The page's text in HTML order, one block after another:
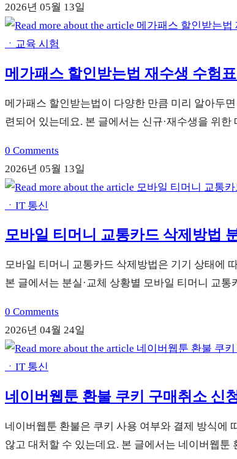
2026년 05월 13일
ㆍ교육 시험
메가패스 할인받는법 재수생 수험
메가패스 할인받는법이 다양한 만큼 미리 알아두
련되어 있는데요. 본 글에서는 신규·재수생을 위
0 Comments
2026년 05월 13일
ㆍIT 통신
모바일 티머니 교통카드 삭제방법
모바일 티머니 교통카드 삭제방법은 기기 상태에
본 글에서는 분실·교체 상황별 모바일 티머니 교
0 Comments
2026년 04월 24일
ㆍIT 통신
네이버웹툰 환불 쿠키 구매취소 신
네이버웹툰 환불은 쿠키 사용 여부와 결제 방식에
않고 대처할 수 있는데요. 본 글에서는 네이버웹